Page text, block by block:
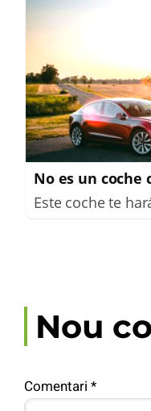
No es un coche
Este coche te
Nou
Comentari *